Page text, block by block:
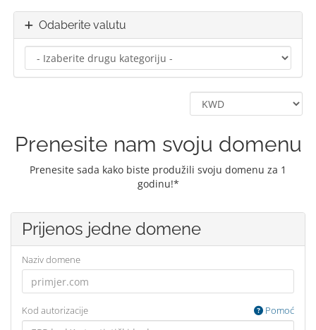
Odaberite valutu
Prenesite nam svoju domenu
Prenesite sada kako biste produžili svoju domenu za 1
godinu!*
Prijenos jedne domene
Naziv domene
Kod autorizacije Pomoć